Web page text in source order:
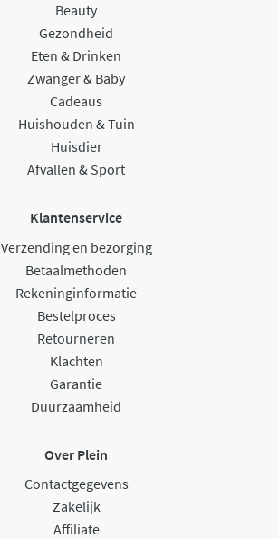
Beauty
Gezondheid
Eten & Drinken
Zwanger & Baby
Cadeaus
Huishouden & Tuin
Huisdier
Afvallen & Sport
Klantenservice
Verzending en bezorging
Betaalmethoden
Rekeninginformatie
Bestelproces
Retourneren
Klachten
Garantie
Duurzaamheid
Over Plein
Contactgegevens
Zakelijk
Affiliate